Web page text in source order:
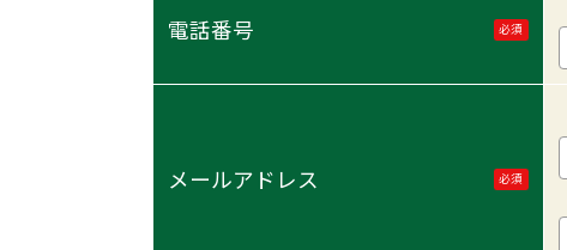
電話番号 必須
メールアドレス 必須